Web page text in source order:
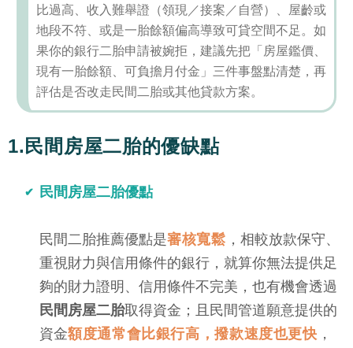
比過高、收入難舉證（領現／接案／自營）、屋齡或
地段不符、或是一胎餘額偏高導致可貸空間不足。如
果你的銀行二胎申請被婉拒，建議先把「房屋鑑價、
現有一胎餘額、可負擔月付金」三件事盤點清楚，再
評估是否改走民間二胎或其他貸款方案。
1.民間房屋二胎的優缺點
民間房屋二胎優點
民間二胎推薦優點是審核寬鬆 ，相較放款保守、
重視財力與信用條件的銀行，就算你無法提供足
夠的財力證明、信用條件不完美，也有機會透過
民間房屋二胎取得資金；且民間管道願意提供的
資金額度通常會比銀行高，撥款速度也更快 ，